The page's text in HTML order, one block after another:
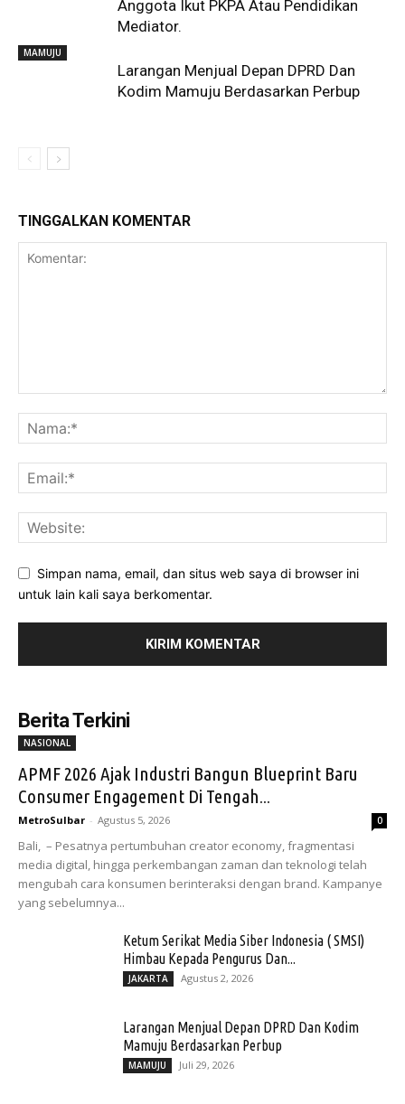
Anggota Ikut PKPA Atau Pendidikan
Mediator.
MAMUJU
Larangan Menjual Depan DPRD Dan
Kodim Mamuju Berdasarkan Perbup
TINGGALKAN KOMENTAR
Simpan nama, email, dan situs web saya di browser ini
untuk lain kali saya berkomentar.
Berita Terkini
NASIONAL
APMF 2026 Ajak Industri Bangun Blueprint Baru
Consumer Engagement Di Tengah...
MetroSulbar - Agustus 5, 2026 0
Bali, – Pesatnya pertumbuhan creator economy, fragmentasi
media digital, hingga perkembangan zaman dan teknologi telah
mengubah cara konsumen berinteraksi dengan brand. Kampanye
yang sebelumnya...
Ketum Serikat Media Siber Indonesia ( SMSI)
Himbau Kepada Pengurus Dan...
JAKARTA Agustus 2, 2026
Larangan Menjual Depan DPRD Dan Kodim
Mamuju Berdasarkan Perbup
MAMUJU Juli 29, 2026